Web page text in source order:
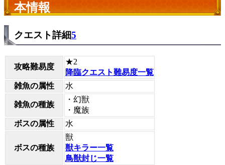
本情報
クエスト詳細5
攻略難易度
★2
降臨クエスト難易度一覧
雑魚の属性
水
雑魚の種族
・幻獣
・魔族
ボスの属性
水
ボスの種族
獣
獣キラー一覧
鳥獣封じ一覧